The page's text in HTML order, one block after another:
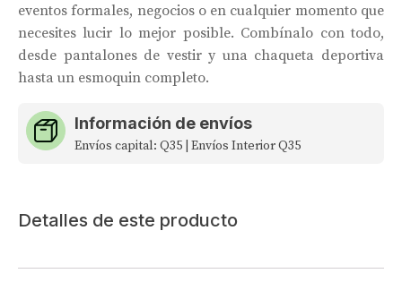
eventos formales, negocios o en cualquier momento que
necesites lucir lo mejor posible. Combínalo con todo,
desde pantalones de vestir y una chaqueta deportiva
hasta un esmoquin completo.
Información de envíos
Envíos capital: Q35 | Envíos Interior Q35
Detalles de este producto